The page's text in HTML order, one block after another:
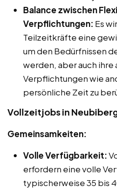
Balance zwischen
Verpflichtungen: Es
Teilzeitkräfte eine
um den Bedürfnissen
werden, aber auch ihre
Verpflichtungen wie
persönliche Zeit zu
Vollzeitjobs in
Gemeinsamkeiten:
Volle Verfügbarkeit:
erfordern eine volle
typischerweise 35 bis